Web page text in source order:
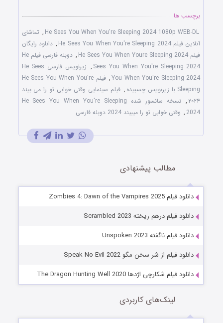
برچسب ها
He Sees You When You're Sleeping 2024 1080p WEB-DL
, تماشای
آنلاین فیلم He Sees You When You're Sleeping 2024
, دانلود رایگان
فیلم He Sees You When Youre Sleeping 2024
,
دوبله فارسی فیلم He
Sees You When You're Sleeping 2024
,
زیرنویس فارسی He Sees
You When You're Sleeping 2024
,
فیلم He Sees You When You're
Sleeping با زیرنویس چسبیده
, فیلم سینمایی وقتی خوابی تو را می بیند
۲۰۲۴ ,
نسخه سانسور شده He Sees You When You're Sleeping
2024
, وقتی خوابی تو را میبیند 2024 دوبله فارسی
مطالب پیشنهادی
دانلود فیلم Zombies 4: Dawn of the Vampires 2025
دانلود فیلم درهم ریخته Scrambled 2023
دانلود فیلم ناگفته Unspoken 2023
دانلود فیلم از شر سخن مگو Speak No Evil 2022
دانلود فیلم شکارچی اژدها The Dragon Hunting Well 2020
لینک‌های کاربردی